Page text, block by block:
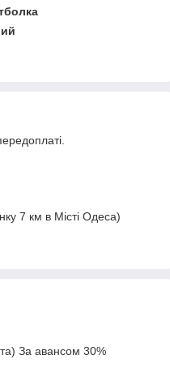
7 км в Місті Одеса)
За авансом 30%